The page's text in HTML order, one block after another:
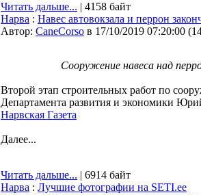
Читать дальше... | 4158 байт
Нарва : Навес автовокзала и перрон
Автор: CaneCorso в 17/10/2019 07:20:00 (
Сооружение навеса над
Второй этап строительных работ по
Департамента развития и экономики
Нарвская Газета
Далее...
Читать дальше... | 6914 байт
Нарва : Лучшие фотографии на SETI.ee